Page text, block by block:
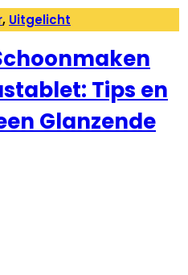
, Uitgelicht
Tips en
Glanzende